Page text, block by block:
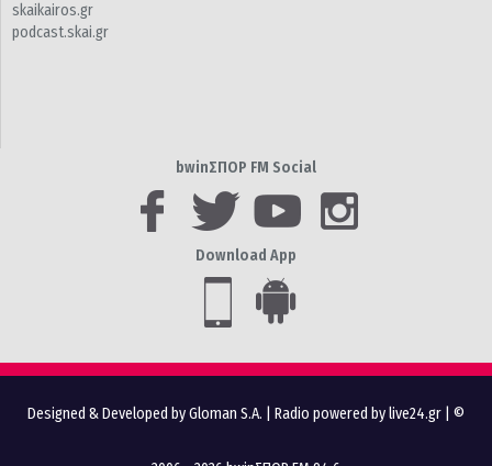
skaikairos.gr
podcast.skai.gr
bwinΣΠΟΡ FM Social
Download App
Designed & Developed by Gloman S.A. Radio powered by live24.gr | ©